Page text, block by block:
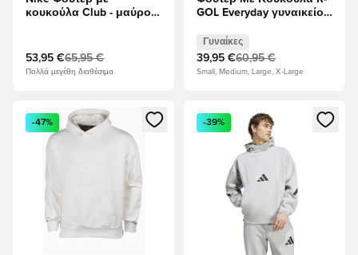
κουκούλα Club - μαύρο/
53,95 €65,95 €
Πολλά μεγέθη διαθέσιμα
GOL Everyday γυναικείο -
Γυναίκες
39,95 €60,95 €
Small, Medium, Large, X-Large
Ανοίγει ένα Modal για να συνδεθείτε ή να εγγραφείτε ως
-47%
Ανοίγει ένα Modal για να
-39%